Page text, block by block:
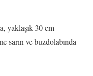
yaklaşık 30 cm
sarın ve buzdolabında